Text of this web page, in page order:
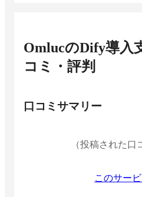
OmlucのDify導入
コミ・評判
口コミサマリー
（投稿された口
このサー